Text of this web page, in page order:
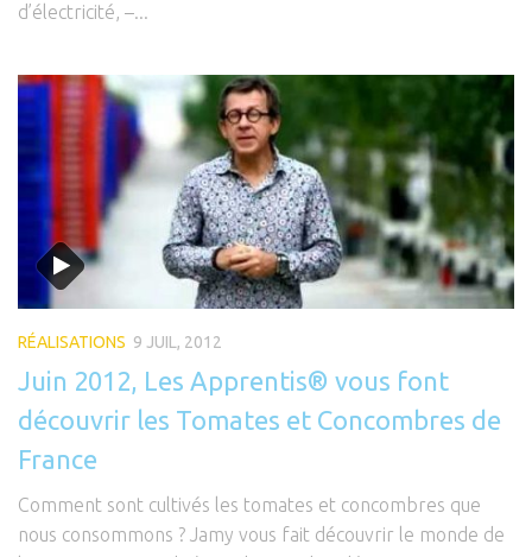
d’électricité, –...
RÉALISATIONS 9 JUIL, 2012
Juin 2012, Les Apprentis® vous font
découvrir les Tomates et Concombres de
France
Comment sont cultivés les tomates et concombres que
nous consommons ? Jamy vous fait découvrir le monde de